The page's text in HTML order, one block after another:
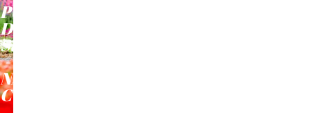
PUT
DO
SREĆE
-
NAŠE
CVEĆE